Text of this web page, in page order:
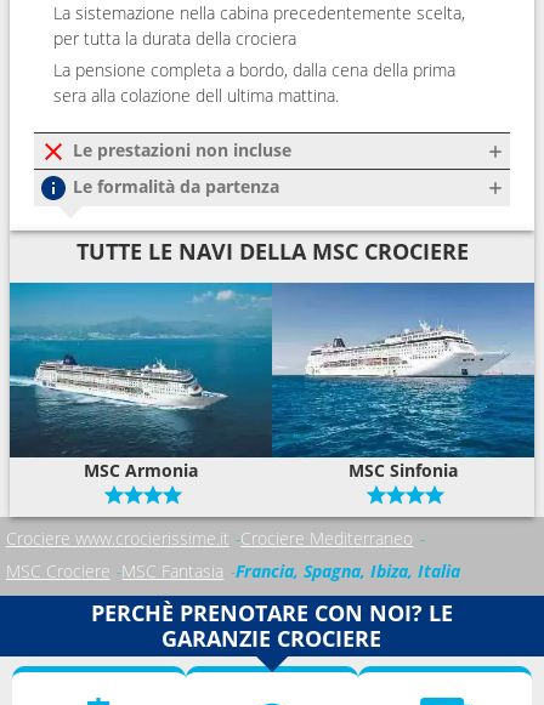
La sistemazione nella cabina precedentemente scelta,
per tutta la durata della crociera
La pensione completa a bordo, dalla cena della prima
sera alla colazione dell ultima mattina.
Le prestazioni non incluse
Le formalità da partenza
TUTTE LE NAVI DELLA MSC CROCIERE
MSC Armonia MSC Sinfonia
Crociere www.crocierissime.it Crociere Mediterraneo
MSC Crociere MSC Fantasia Francia, Spagna, Ibiza, Italia
PERCHÈ PRENOTARE CON NOI? LE
GARANZIE CROCIERE